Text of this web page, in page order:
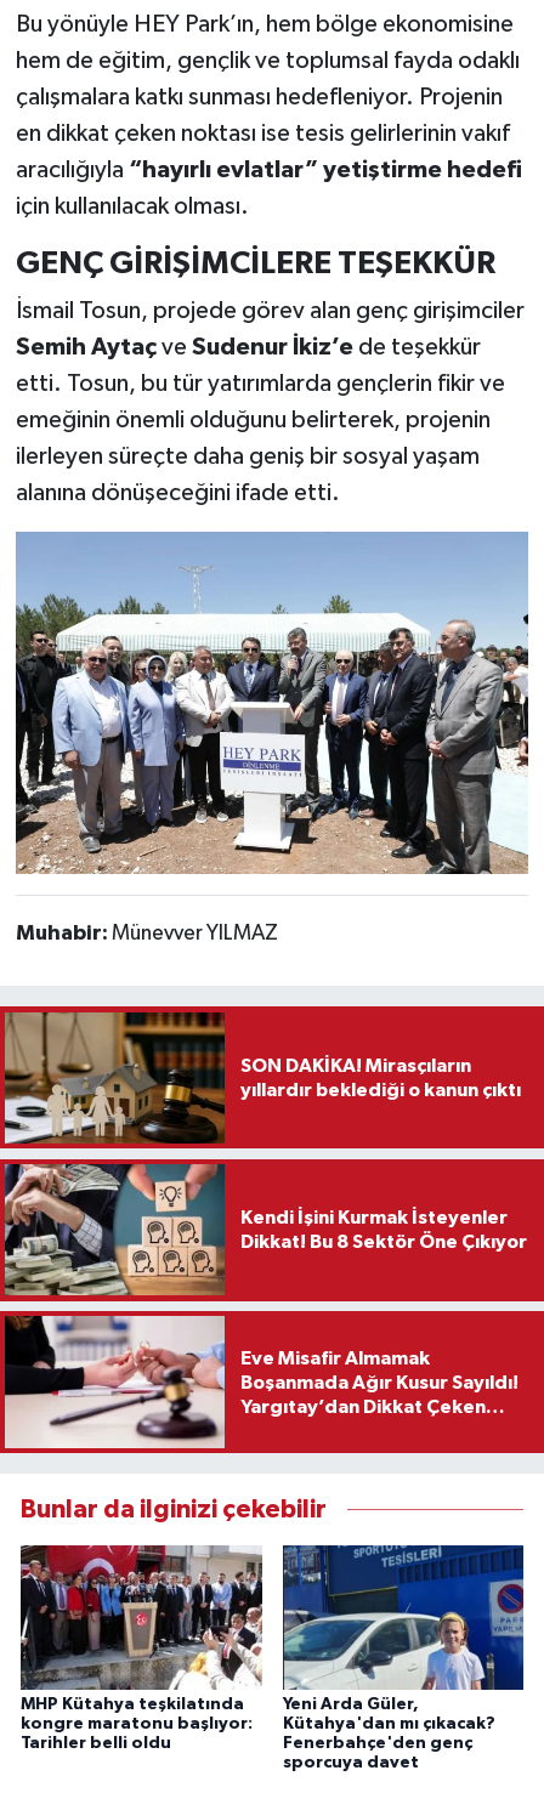
Bu yönüyle HEY Park’ın, hem bölge ekonomisine
hem de eğitim, gençlik ve toplumsal fayda odaklı
çalışmalara katkı sunması hedefleniyor. Projenin
en dikkat çeken noktası ise tesis gelirlerinin vakıf
aracılığıyla “hayırlı evlatlar” yetiştirme hedefi
için kullanılacak olması.
GENÇ GİRİŞİMCİLERE TEŞEKKÜR
İsmail Tosun, projede görev alan genç girişimciler
Semih Aytaçve Sudenur İkiz’ede teşekkür
etti. Tosun, bu tür yatırımlarda gençlerin fikir ve
emeğinin önemli olduğunu belirterek, projenin
ilerleyen süreçte daha geniş bir sosyal yaşam
alanına dönüşeceğini ifade etti.
Muhabir: Münevver YILMAZ
SON DAKİKA! Mirasçıların
yıllardır beklediği o kanun çıktı
Kendi İşini Kurmak İsteyenler
Dikkat! Bu 8 Sektör Öne Çıkıyor
Eve Misafir Almamak
Boşanmada Ağır Kusur Sayıldı!
Yargıtay’dan Dikkat Çeken
Bunlar da ilginizi çekebilir
MHP Kütahya teşkilatında
kongre maratonu başlıyor:
Tarihler belli oldu
Yeni Arda Güler,
Kütahya'dan mı çıkacak?
Fenerbahçe'den genç
sporcuya davet